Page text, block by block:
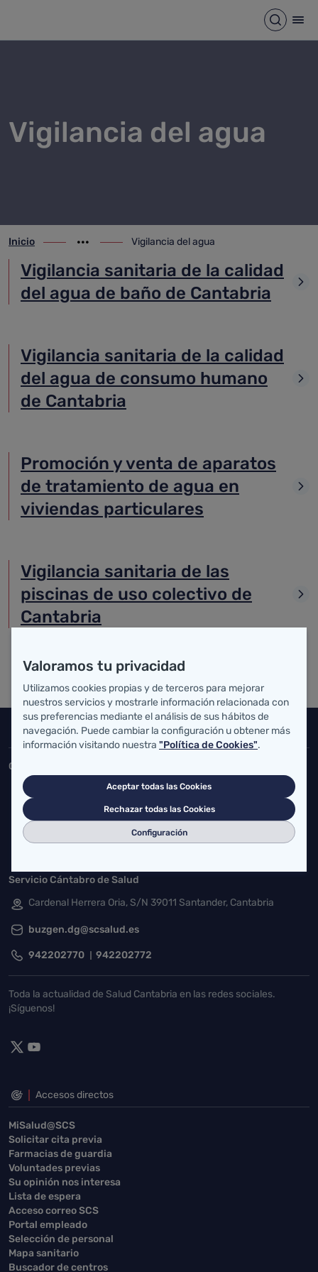
Abrir
Vigilancia del agua
ir-a inicio
Inicio
Mostrar opciones del camino de migas
ir-a Vigilancia del agua
Vigilancia del agua
Vigilancia sanitaria de la calidad
del agua de baño de Cantabria
Vigilancia sanitaria de la calidad
del agua de consumo humano
de Cantabria
Promoción y venta de aparatos
de tratamiento de agua en
viviendas particulares
Vigilancia sanitaria de las
piscinas de uso colectivo de
Cantabria
Inicio del pie de página
Salud Cantabria
Consejería de Salud
Federico Vial 13, 39009 Santander, Cantabria
atencionusuario@cantabria.es
942208130 942395562
Servicio Cántabro de Salud
Cardenal Herrera Oria, S/N 39011 Santander, Cantabria
buzgen.dg@scsalud.es
942202770 942202772
Toda la actualidad de Salud Cantabria en las redes sociales.
¡Síguenos!
Accesos directos
MiSalud@SCS
Solicitar cita previa
Farmacias de guardia
Voluntades previas
Su opinión nos interesa
Lista de espera
Acceso correo SCS
Portal empleado
Selección de personal
Mapa sanitario
Buscador de centros
Valoramos tu privacidad
Utilizamos cookies propias y de terceros para mejorar
nuestros servicios y mostrarle información relacionada con
sus preferencias mediante el análisis de sus hábitos de
navegación. Puede cambiar la configuración u obtener más
información visitando nuestra "Política de Cookies".
Aceptar todas las Cookies
Rechazar todas las Cookies
Configuración